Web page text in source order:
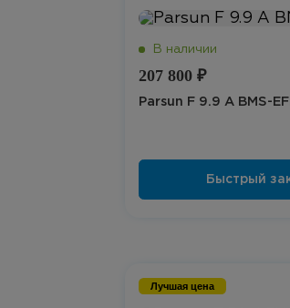
207 800 ₽
Parsun F 9.9 A BMS-EFI
Лучшая цена